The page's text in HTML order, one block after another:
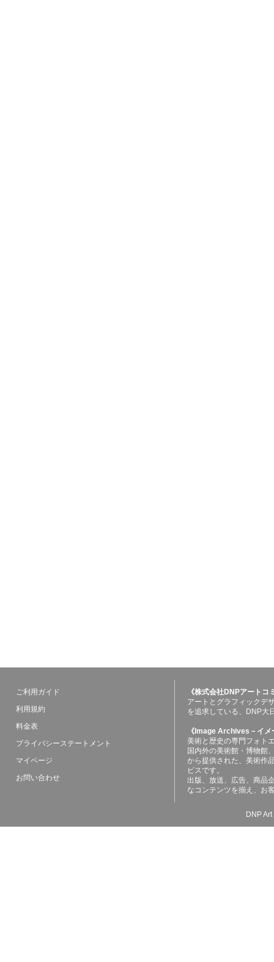
ご利用ガイド
利用規約
料金表
プライバシーステートメント
マイページ
お問い合わせ
《株式会社DNPアート
アートとグラフィックデ
を追求している、DNP大
《Image Archives－イ
美術と歴史の専門フォト
国内外の美術館・博物館
から提供された、美術作
ビスです。
出版、放送、広告、商品
なコンテンツを揃え、お
DNP